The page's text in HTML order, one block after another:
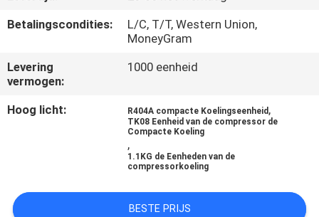
MET
OP
NIEUWS
SITEMAP
Betalingscondities:
L/C, T/T, Western Union,
MoneyGram
Levering
vermogen:
1000 eenheid
Hoog licht: R404A compacte Koelingseenheid ,
TK08 Eenheid van de compressor de
Compacte Koeling
,
1.1KG de Eenheden van de
compressorkoeling
BESTE PRIJS